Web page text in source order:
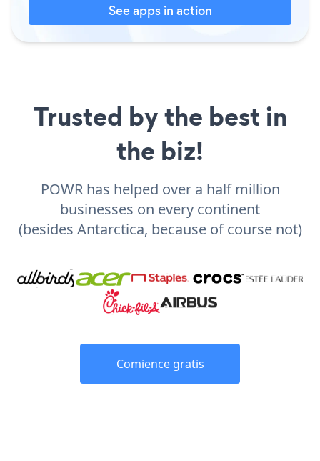
See apps in action
Trusted by the best in
the biz!
POWR has helped over a half million
businesses on every continent
(besides Antarctica, because of course not)
Comience gratis